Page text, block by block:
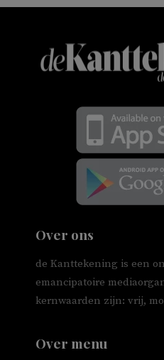
Over ons
de Kanttekening is een
emancipatoire
kernwaarden zijn: vrij,
Over menu